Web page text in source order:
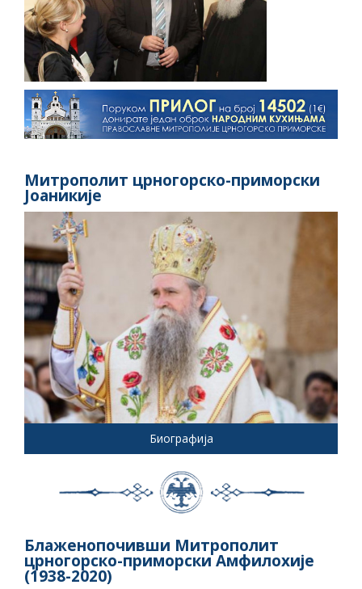
Митрополит црногорско-приморски
Јоаникије
Биографија
Блаженопочивши Митрополит
црногорско-приморски Амфилохије
(1938-2020)